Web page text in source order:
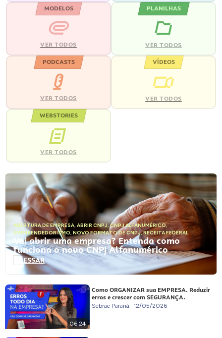
MODELOS
VER TODOS
PLANILHAS
VER TODOS
PODCASTS
VER TODOS
VÍDEOS
VER TODOS
WEBSTORIES
VER TODOS
ABERTURA DE EMPRESA, ABRIR CNPJ,CNPJ ALFANUMÉRICO,
EMPREENDEDORISMO, NOVO FORMATO DE CNPJ,RECEITA FEDERAL
Vai abrir uma empresa? Entenda como
funciona o novo CNPJ Alfanumérico
ACESSAR
06:24
Como ORGANIZAR sua EMPRESA. Reduzir
erros e crescer com SEGURANÇA.
Sebrae Paraná 12/05/2026